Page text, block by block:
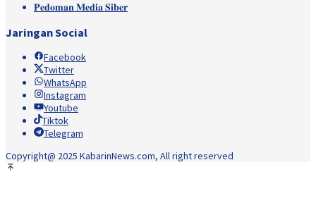
𝐏𝐞𝐝𝐨𝐦𝐚𝐧 𝐌𝐞𝐝𝐢𝐚 𝐒𝐢𝐛𝐞𝐫
Jaringan Social
Facebook
Twitter
WhatsApp
Instagram
Youtube
Tiktok
Telegram
Copyright@ 2025 KabarinNews.com, All right reserved